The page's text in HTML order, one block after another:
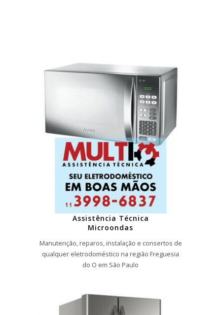
Assistência Técnica
Microondas
Manutenção, reparos, instalação e consertos de
qualquer eletrodoméstico na região Freguesia
do O em São Paulo